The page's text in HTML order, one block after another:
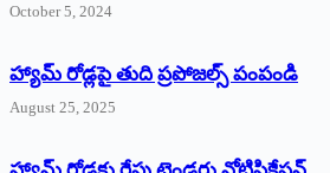
October 5, 2024
హ్యామ్‌ రోడ్లపై తుది ప్రపోజల్స్‌ పంపండి
August 25, 2025